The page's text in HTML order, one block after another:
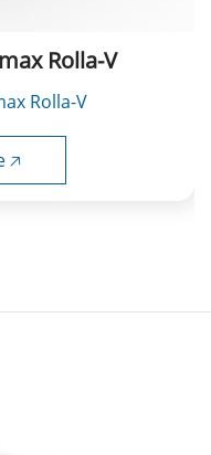
Rolla-V
Rolla-V
🡥